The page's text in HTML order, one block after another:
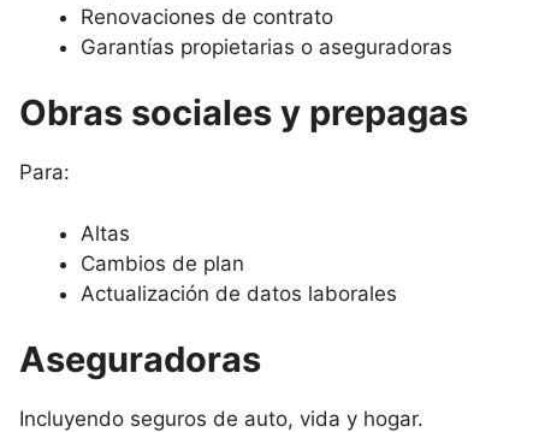
Renovaciones de contrato
Garantías propietarias o aseguradoras
Obras sociales y prepagas
Para:
Altas
Cambios de plan
Actualización de datos laborales
Aseguradoras
Incluyendo seguros de auto, vida y hogar.